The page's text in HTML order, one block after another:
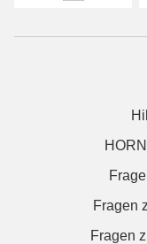
Fragen
Fragen